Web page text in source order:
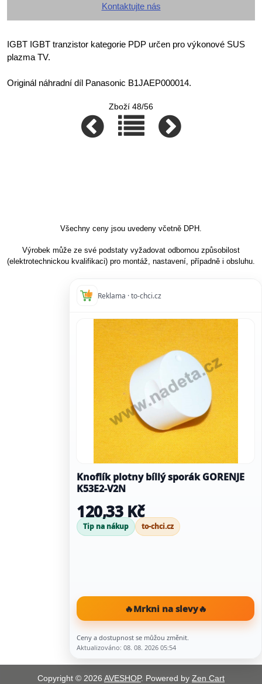
Kontaktujte nás
IGBT IGBT tranzistor kategorie PDP určen pro výkonové SUS
plazma TV.
Originál náhradní díl Panasonic B1JAEP000014.
Zboží 48/56
Všechny ceny jsou uvedeny včetně DPH.
Výrobek může ze své podstaty vyžadovat odbornou způsobilost
(elektrotechnickou kvalifikaci) pro montáž, nastavení, případně i obsluhu.
Reklama · to-chci.cz
Knoflík plotny bíllý sporák GORENJE
K53E2-V2N
120,33 Kč
Tip na nákup to-chci.cz
🔥Mrkni na slevy🔥
Ceny a dostupnost se můžou změnit.
Aktualizováno: 08. 08. 2026 05:54
Copyright © 2026 AVESHOP. Powered by Zen Cart